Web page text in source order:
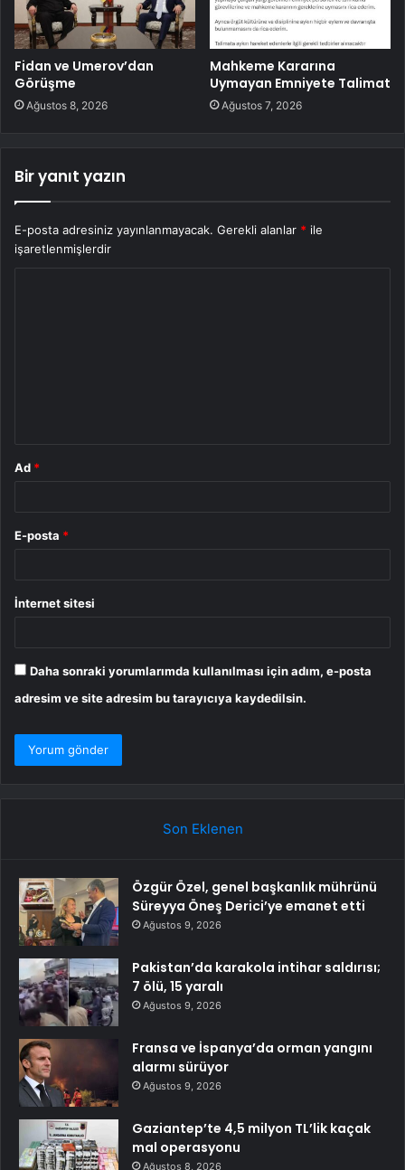
Fidan ve Umerov’dan
Görüşme
Ağustos 8, 2026
Mahkeme Kararına
Uymayan Emniyete Talimat
Ağustos 7, 2026
Bir yanıt yazın
E-posta adresiniz yayınlanmayacak. Gerekli alanlar * ile
işaretlenmişlerdir
Ad *
E-posta *
İnternet sitesi
Daha sonraki yorumlarımda kullanılması için adım, e-posta
adresim ve site adresim bu tarayıcıya kaydedilsin.
Son Eklenen
Özgür Özel, genel başkanlık mührünü
Süreyya Öneş Derici’ye emanet etti
Ağustos 9, 2026
Pakistan’da karakola intihar saldırısı;
7 ölü, 15 yaralı
Ağustos 9, 2026
Fransa ve İspanya’da orman yangını
alarmı sürüyor
Ağustos 9, 2026
Gaziantep’te 4,5 milyon TL’lik kaçak
mal operasyonu
Ağustos 8, 2026